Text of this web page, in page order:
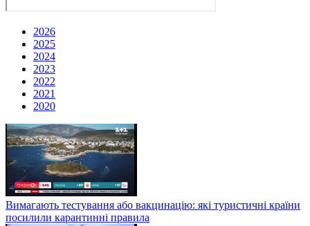
2026
2025
2024
2023
2022
2021
2020
Вимагають тестування або вакцинацію: які туристичні країни
посилили карантинні правила